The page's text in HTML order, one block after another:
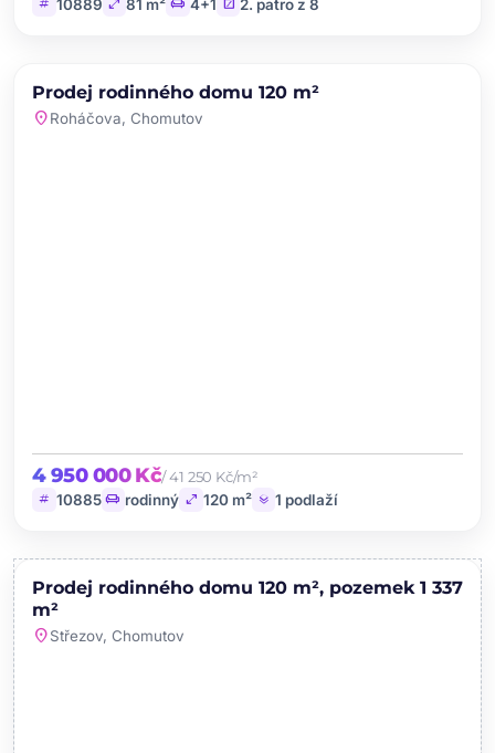
tag 10889 open_in_full 81 m² chair 4+1 stairs 2. patro z 8
PRODEJ
Prodej rodinného domu 120 m²
location_onRoháčova, Chomutov
4 950 000 Kč/ 41 250 Kč/m²
tag 10885 chair rodinný open_in_full 120 m² layers 1 podlaží
PRODEJ favorite
Prodej rodinného domu 120 m², pozemek 1 337
m²
location_onStřezov, Chomutov